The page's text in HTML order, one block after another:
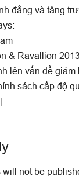
đẳng và tăng
& Ravallion
lên vấn đề giảm
sách cấp độ
not be